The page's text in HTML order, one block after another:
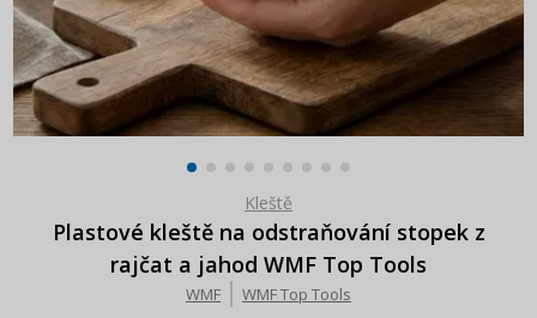
Kleště
Plastové kleště na odstraňování stopek z
rajčat a jahod WMF Top Tools
WMF WMF Top Tools